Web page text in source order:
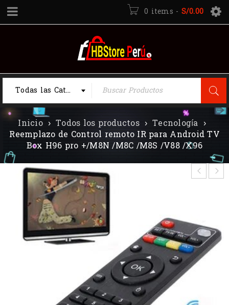
0 items - S/0.00
Todas las Categorias
Inicio › Todos los productos › Tecnología ›
Reemplazo de Control remoto IR para Android TV
Box H96 pro +/M8N /M8C /M8S /V88 /X96